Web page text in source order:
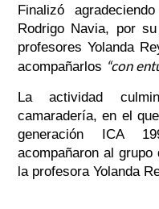
Finalizó
Rodrigo Navia, por
profesores Yolanda
acompañarlos “con
La actividad
camaradería, en el
generación ICA
acompañaron al
la profesora Yolanda